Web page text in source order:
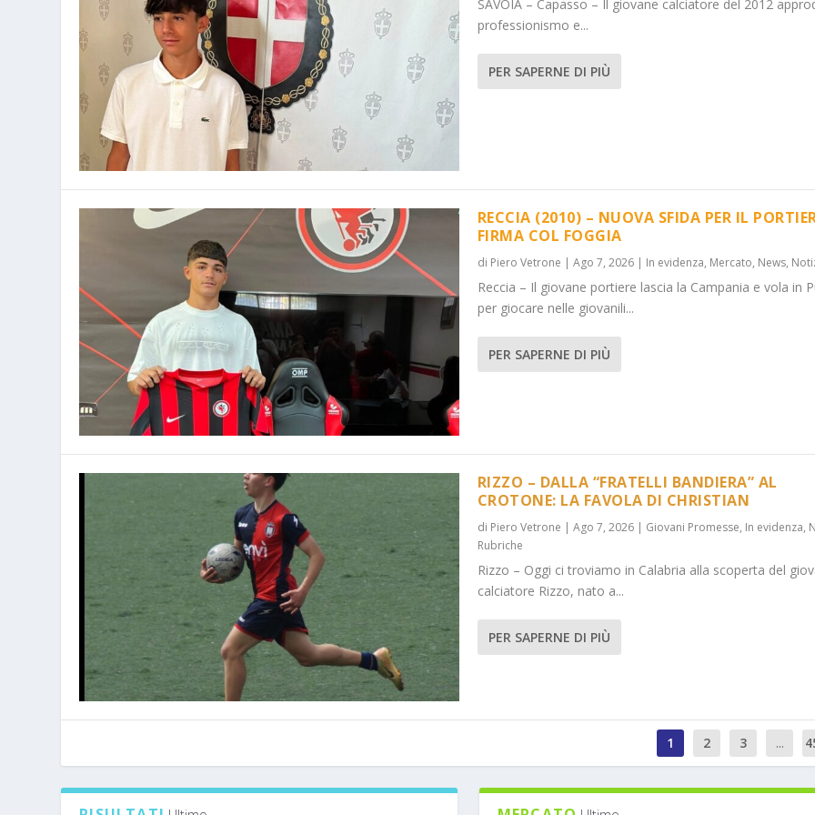
SAVOIA – Capasso – Il giovane calciatore del 2012
professionismo e...
PER SAPERNE DI PIÙ
RECCIA (2010) – NUOVA SFIDA PER IL
FIRMA COL FOGGIA
di Piero Vetrone | Ago 7, 2026| In evidenza, Mercato, News,
Reccia – Il giovane portiere lascia la Campania e vola in
per giocare nelle giovanili...
PER SAPERNE DI PIÙ
RIZZO – DALLA “FRATELLI BANDIERA” AL
CROTONE: LA FAVOLA DI CHRISTIAN
di Piero Vetrone Ago 7, 2026| Giovani Promesse, In evidenza,
Rubriche
Rizzo – Oggi ci troviamo in Calabria alla scoperta del
calciatore Rizzo, nato a...
PER SAPERNE DI PIÙ
1 2 3 ...